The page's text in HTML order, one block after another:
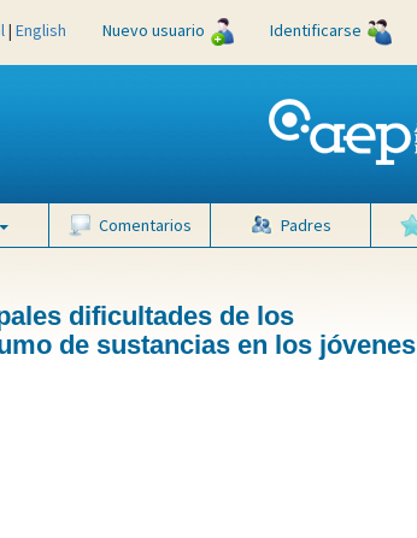
| English Nuevo usuario Identificarse
Comentarios Padres
dificultades de los
de sustancias en los jóvenes